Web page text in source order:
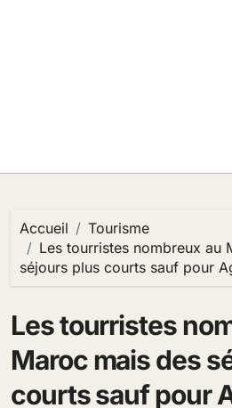
Accueil
Tourisme
Les tourristes nombreux au
séjours plus courts sauf pour
Les tourristes
Maroc mais des
courts sauf pour